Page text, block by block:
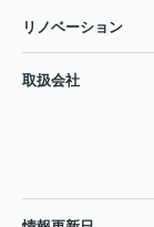
リノベーション
取扱会社